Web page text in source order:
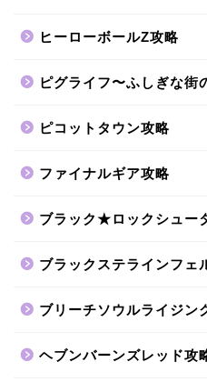
ヒーローボールZ攻略
ピグライフ〜ふしぎな街
ピコットタウン攻略
ファイナルギア攻略
ブラック★ロックシュー
ブラックステラインフェ
ブリーチソウルライジン
ヘブンバーンズレッド攻